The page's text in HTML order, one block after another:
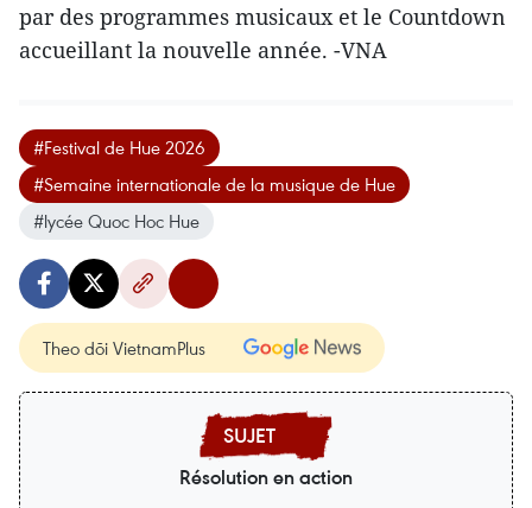
par des programmes musicaux et le Countdown
accueillant la nouvelle année. -VNA
#Festival de Hue 2026
#Semaine internationale de la musique de Hue
#lycée Quoc Hoc Hue
Theo dõi VietnamPlus
Résolution en action